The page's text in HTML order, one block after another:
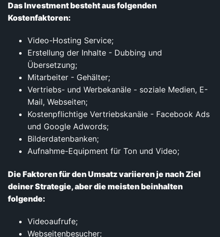
Das Investment besteht aus folgenden
Kostenfaktoren:
Video-Hosting Service;
Erstellung der Inhalte - Dubbing und
Übersetzung;
Mitarbeiter - Gehälter;
Vertriebs- und Werbekanäle - soziale Medien, E-
Mail, Webseiten;
Kostenpflichtige Vertriebskanäle - Facebook Ads
und Google Adwords;
Bilderdatenbanken;
Aufnahme-Equipment für Ton und Video;
Die Faktoren für den Umsatz variieren je nach Ziel
deiner Strategie, aber die meisten beinhalten
folgende:
Videoaufrufe;
Webseitenbesucher;